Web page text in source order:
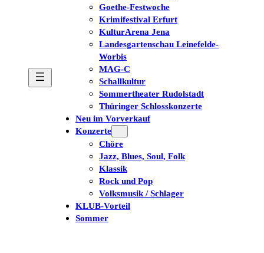
Goethe-Festwoche
Krimifestival Erfurt
KulturArena Jena
Landesgartenschau Leinefelde-
Worbis
MAG-C
Schallkultur
Sommertheater Rudolstadt
Thüringer Schlosskonzerte
Neu im Vorverkauf
Konzerte
Chöre
Jazz, Blues, Soul, Folk
Klassik
Rock und Pop
Volksmusik / Schlager
KLUB-Vorteil
Sommer